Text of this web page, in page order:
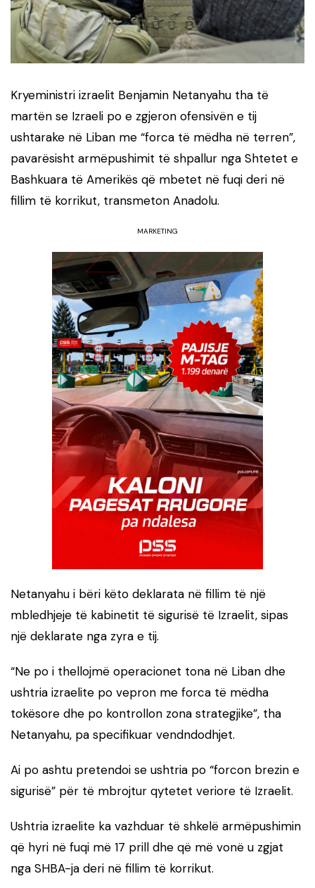
Kryeministri izraelit Benjamin Netanyahu tha të
martën se Izraeli po e zgjeron ofensivën e tij
ushtarake në Liban me “forca të mëdha në terren”,
pavarësisht armëpushimit të shpallur nga Shtetet e
Bashkuara të Amerikës që mbetet në fuqi deri në
fillim të korrikut, transmeton Anadolu.
MARKETING
Netanyahu i bëri këto deklarata në fillim të një
mbledhjeje të kabinetit të sigurisë të Izraelit, sipas
një deklarate nga zyra e tij.
“Ne po i thellojmë operacionet tona në Liban dhe
ushtria izraelite po vepron me forca të mëdha
tokësore dhe po kontrollon zona strategjike”, tha
Netanyahu, pa specifikuar vendndodhjet.
Ai po ashtu pretendoi se ushtria po “forcon brezin e
sigurisë” për të mbrojtur qytetet veriore të Izraelit.
Ushtria izraelite ka vazhduar të shkelë armëpushimin
që hyri në fuqi më 17 prill dhe që më vonë u zgjat
nga SHBA-ja deri në fillim të korrikut.